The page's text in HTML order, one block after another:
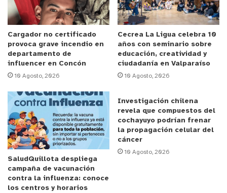
la expansión urbana, la contaminación de
afluentes, los cambios de uso de suelo, la
introducción de especies invasoras y los efectos
del cambio climático. A nivel global, en los últimos
50 años se ha perdido cerca del 35% de los
humedales del planeta.
“Un humedal es un sistema vivo y altamente
sensible. Acciones que parecen menores, como
dejar basura o circular con vehículos, pueden
alterar el equilibrio del ecosistema y afectar
directamente a la fauna”, advierte Rojo.
Seis recomendaciones clave
Cargador no certificado
provoca grave incendio en
departamento de
influencer en Concón
10 Agosto, 2026
Cecrea La Ligua celebra 10
años con seminario sobre
educación, creatividad y
ciudadanía en Valparaíso
10 Agosto, 2026
SaludQuillota despliega
campaña de vacunación
contra la influenza: conoce
los centros y horarios
Investigación chilena
revela que compuestos del
cochayuyo podrían frenar
la propagación celular del
cáncer
10 Agosto, 2026